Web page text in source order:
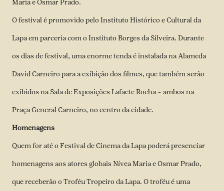
Maria e Osmar Prado.
O festival é promovido pelo Instituto Histórico e Cultural da
Lapa em parceria com o Instituto Borges da Silveira. Durante
os dias de festival, uma enorme tenda é instalada na Alameda
David Carneiro para a exibição dos filmes, que também serão
exibidos na Sala de Exposições Lafaete Rocha – ambos na
Praça General Carneiro, no centro da cidade.
Homenagens
Quem for até o Festival de Cinema da Lapa poderá presenciar
homenagens aos atores globais Nívea Maria e Osmar Prado,
que receberão o Troféu Tropeiro da Lapa. O troféu é uma